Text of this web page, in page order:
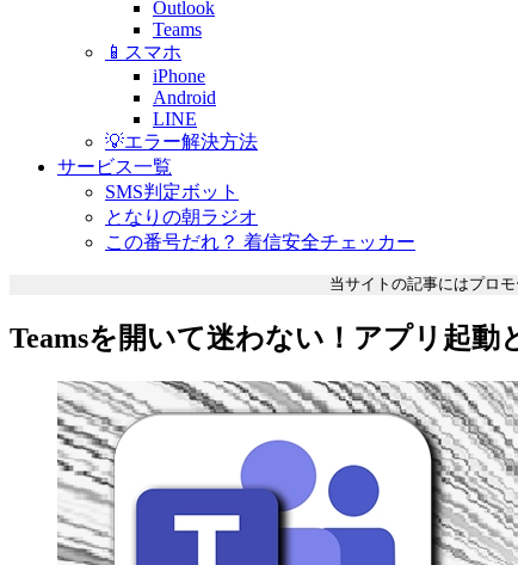
Outlook
Teams
📱スマホ
iPhone
Android
LINE
💡エラー解決方法
サービス一覧
SMS判定ボット
となりの朝ラジオ
この番号だれ？ 着信安全チェッカー
当サイトの記事にはプロ
Teamsを開いて迷わない！アプリ起